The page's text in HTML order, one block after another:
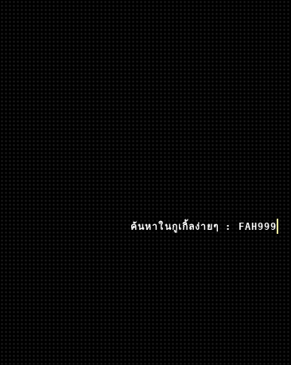
ค้นหาในกูเกิ้ลง่ายๆ : FAH999